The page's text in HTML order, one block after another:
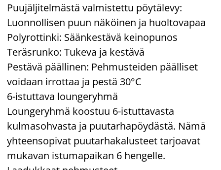
Puujäljitelmästä valmistettu pöytälevy:
Luonnollisen puun näköinen ja huoltovapaa
Polyrottinki: Säänkestävä keinopunos
Teräsrunko: Tukeva ja kestävä
Pestävä päällinen: Pehmusteiden päälliset
voidaan irrottaa ja pestä 30°C
6-istuttava loungeryhmä
Loungeryhmä koostuu 6-istuttavasta
kulmasohvasta ja puutarhapöydästä. Nämä
yhteensopivat puutarhakalusteet tarjoavat
mukavan istumapaikan 6 hengelle.